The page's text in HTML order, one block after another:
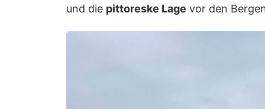
und die pittoreske Lage vor den